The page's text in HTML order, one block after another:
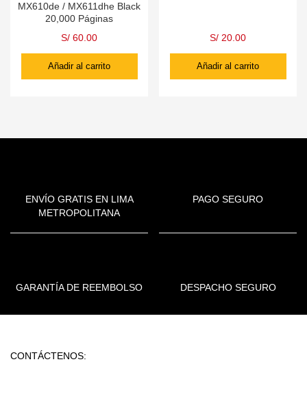
MX610de / MX611dhe Black
20,000 Páginas
S/ 60.00
Añadir al carrito
S/ 20.00
Añadir al carrito
ENVÍO GRATIS EN LIMA
METROPOLITANA
PAGO SEGURO
GARANTÍA DE REEMBOLSO DESPACHO SEGURO
CONTÁCTENOS: